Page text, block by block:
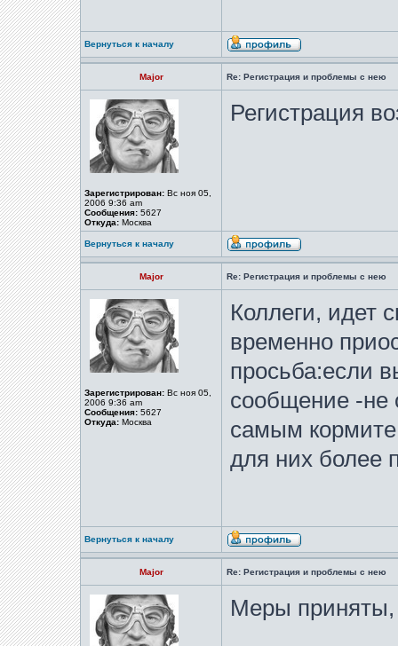
Вернуться к началу
Major Re: Регистрация и проблемы с нею
Зарегистрирован: Вс ноя 05,
2006 9:36 am
Сообщения: 5627
Откуда: Москва
Регистрация
Вернуться к началу
Major Re: Регистрация и проблемы с нею
Зарегистрирован: Вс ноя 05,
2006 9:36 am
Сообщения: 5627
Откуда: Москва
Коллеги, идет
временно
просьба:если
сообщение -не
самым
для них более
Вернуться к началу
Major Re: Регистрация и проблемы с нею
Меры приняты,